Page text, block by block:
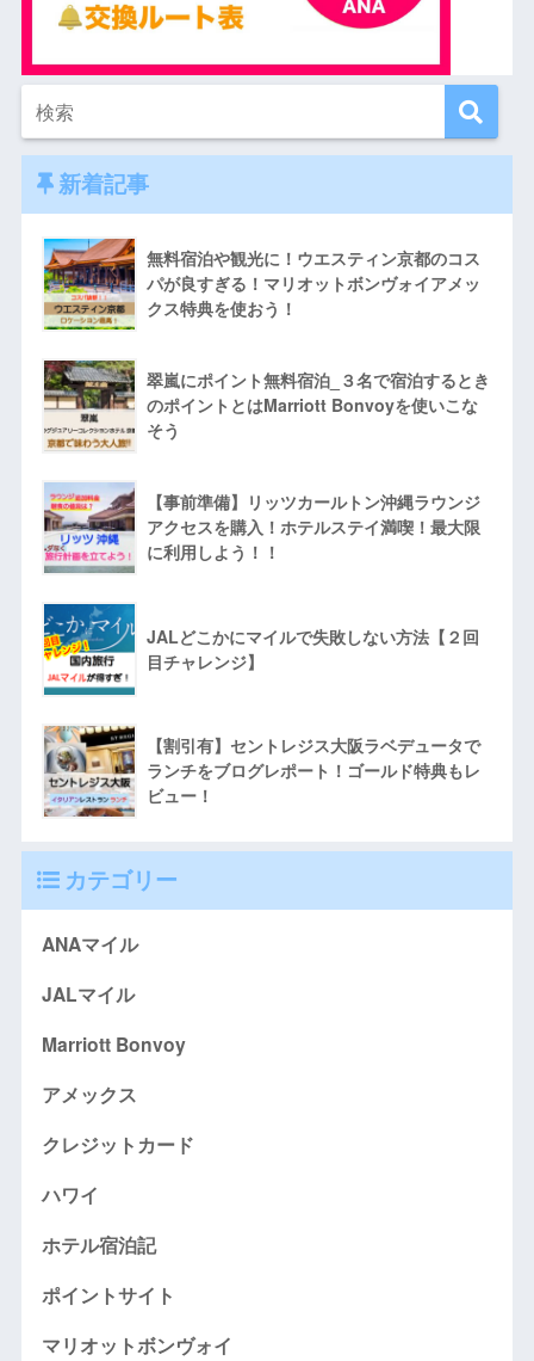
新着記事
無料宿泊や観光に！ウエスティン京都のコス
パが良すぎる！マリオットボンヴォイアメッ
クス特典を使おう！
翠嵐にポイント無料宿泊_３名で宿泊するとき
のポイントとはMarriott Bonvoyを使いこな
そう
【事前準備】リッツカールトン沖縄ラウンジ
アクセスを購入！ホテルステイ満喫！最大限
に利用しよう！！
JALどこかにマイルで失敗しない方法【２回
目チャレンジ】
【割引有】セントレジス大阪ラベデュータで
ランチをブログレポート！ゴールド特典もレ
ビュー！
カテゴリー
ANAマイル
JALマイル
Marriott Bonvoy
アメックス
クレジットカード
ハワイ
ホテル宿泊記
ポイントサイト
マリオットボンヴォイ